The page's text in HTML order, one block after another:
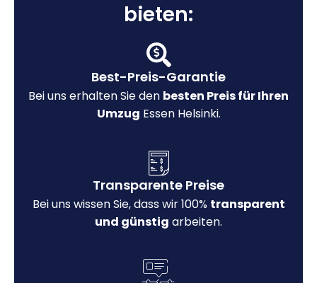
bieten:
Best-Preis-Garantie
Bei uns erhalten Sie den besten Preis für Ihren
Umzug Essen Helsinki.
Transparente Preise
Bei uns wissen Sie, dass wir 100% transparent
und günstig arbeiten.